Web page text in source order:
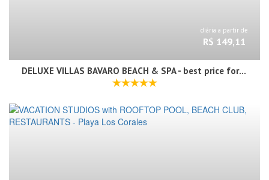
diária a partir de
R$ 149,11
DELUXE VILLAS BAVARO BEACH & SPA - best price for long term vacation rental